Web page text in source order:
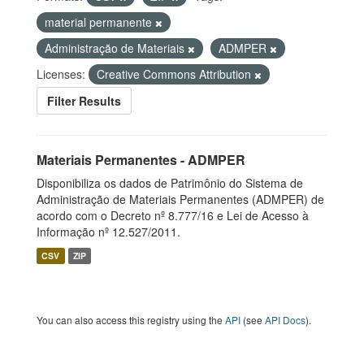
material permanente
Administração de Materiais
ADMPER
Licenses:
Creative Commons Attribution
Filter Results
Materiais Permanentes - ADMPER
Disponibiliza os dados de Patrimônio do Sistema de
Administração de Materiais Permanentes (ADMPER) de
acordo com o Decreto nº 8.777/16 e Lei de Acesso à
Informação nº 12.527/2011.
CSV ZIP
You can also access this registry using the API (see API Docs).